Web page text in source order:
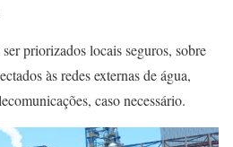
priorizados locais seguros, sobre
às redes externas de água,
caso necessário.